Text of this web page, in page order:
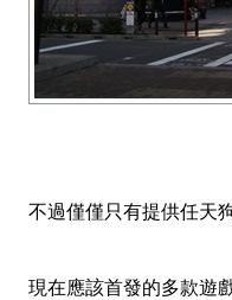
不過僅僅只有提供任天
現在應該首發的多款遊